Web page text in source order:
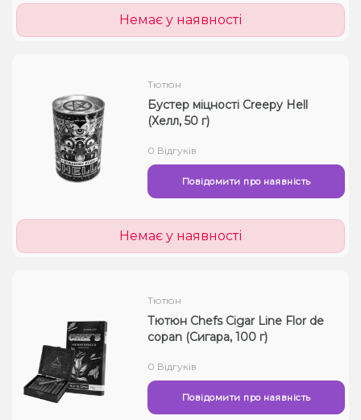
Немає у наявності
Тютюн
Бустер міцності Creepy Hell
(Хелл, 50 г)
0 Відгуків
Повідомити про наявність
Немає у наявності
Тютюн
Тютюн Chefs Cigar Line Flor de
copan (Сигара, 100 г)
0 Відгуків
Повідомити про наявність